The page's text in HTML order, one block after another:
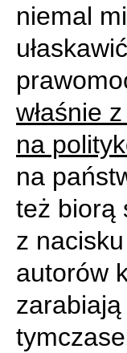
niemal
właśnie
na
na
też biorą
z
autorów